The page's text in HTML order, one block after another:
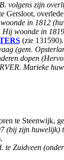
volgens zijn
Gersloot,
in 1812
woonde in
(zie 131590).
(gem.
dopen
Marieke
te Steenwijk,
(bij zijn huwelijk)
te Zuidveen